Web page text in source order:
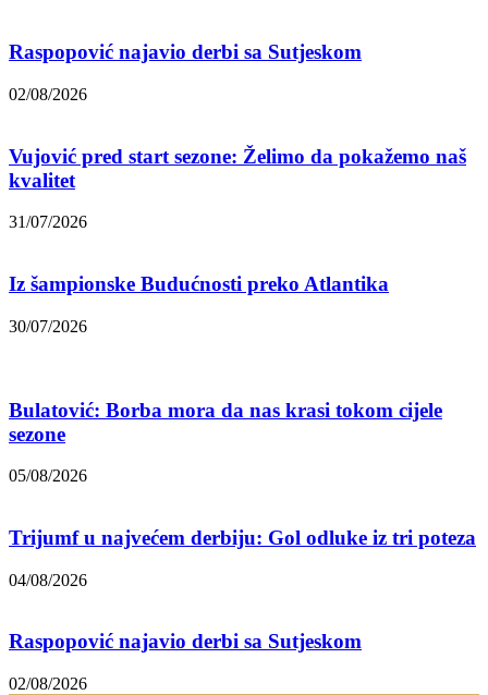
Raspopović najavio derbi sa Sutjeskom
02/08/2026
Vujović pred start sezone: Želimo da pokažemo naš
kvalitet
31/07/2026
Iz šampionske Budućnosti preko Atlantika
30/07/2026
Bulatović: Borba mora da nas krasi tokom cijele
sezone
05/08/2026
Trijumf u najvećem derbiju: Gol odluke iz tri poteza
04/08/2026
Raspopović najavio derbi sa Sutjeskom
02/08/2026